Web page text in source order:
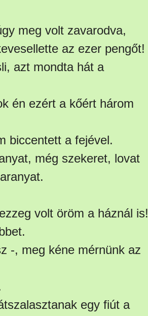
meg volt zavarodva,
az ezer pengőt!
azt mondta hát a
én ezért a kőért három
biccentett a fejével.
még szekeret, lovat
volt öröm a háznál is!
-, meg kéne mérnünk az
egy fiút a